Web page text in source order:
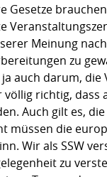
Gesetze
Meinung
zu
auch darum,
richtig, dass
Auch gilt es,
müssen die
Wir als SSW
zu